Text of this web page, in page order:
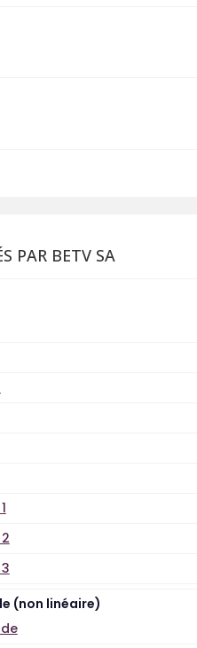
PAR BETV SA
(non linéaire)